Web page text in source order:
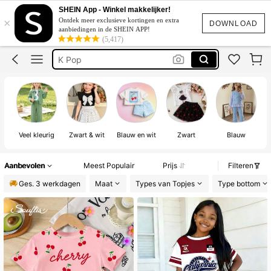
DOWNLOAD
×
SHEIN App - Winkel makkelijker!
Ontdek meer exclusieve kortingen en extra
aanbiedingen in de SHEIN APP!
(5,417)
Meisjes Kleding Zomer
Kinderen Meisje
K Pop
Kpop Demonhunters
Meisjes Kleding Zomer
Veel kleurig Zwart & wit Blauw en wit Zwart Blauw
Aanbevolen Meest Populair Prijs
Filteren
Ges. 3 werkdagen
Maat Types van Topjes Type bottom